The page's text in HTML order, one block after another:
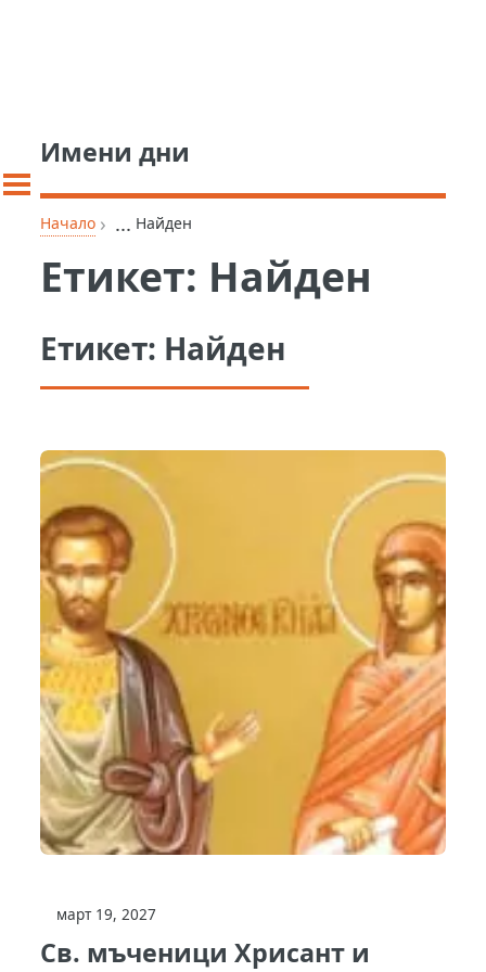
Имени дни
Начало › ... Найден
Етикет: Найден
Етикет: Найден
март 19, 2027
Св. мъченици Хрисант и